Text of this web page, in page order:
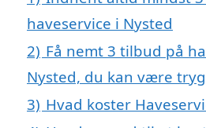
haveservice i Nysted
2) Få nemt 3 tilbud på
Nysted, du kan være
3) Hvad koster